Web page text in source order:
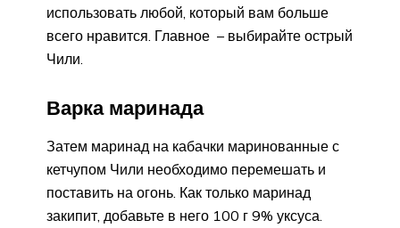
использовать любой, который вам больше
всего нравится. Главное – выбирайте острый
Чили.
Варка маринада
Затем маринад на кабачки маринованные с
кетчупом Чили необходимо перемешать и
поставить на огонь. Как только маринад
закипит, добавьте в него 100 г 9% уксуса.